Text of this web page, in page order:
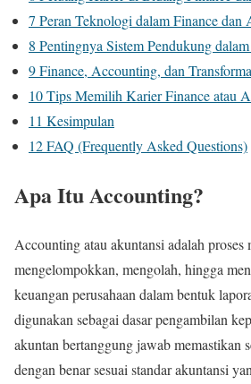
7 Peran Teknologi dalam Finance dan
8 Pentingnya Sistem Pendukung
9Finance, Accounting, dan
10Tips Memilih Karier Finance atau
11 Kesimpulan
12FAQ (Frequently Asked Questions)
Apa Itu Accounting?
Accounting atau akuntansi adalah proses
mengelompokkan, mengolah, hingga
keuangan perusahaan dalam bentuk
digunakan sebagai dasar pengambilan
akuntan bertanggung jawab memastikan
dengan benar sesuai standar akuntansi